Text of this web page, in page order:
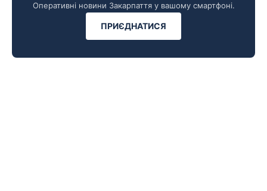
Оперативні новини Закарпаття у вашому смартфоні.
ПРИЄДНАТИСЯ